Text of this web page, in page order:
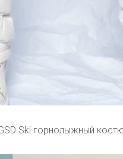
Ski горнолыжный